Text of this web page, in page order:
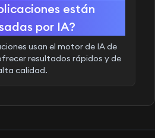
están
por IA?
usan el motor de IA de
resultados rápidos y de
calidad.